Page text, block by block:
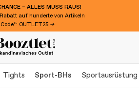
– ALLES MUSS RAUS!
auf hunderte von Artikeln
Code*: OUTLET25 →
Tights Sport-BHs Sportausrüstung